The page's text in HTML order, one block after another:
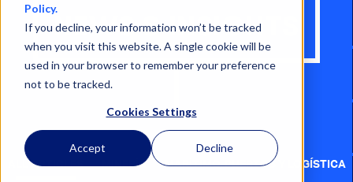
Policy.
If you decline, your information won’t be tracked
when you visit this website. A single cookie will be
used in your browser to remember your preference
not to be tracked.
Cookies Settings
Accept Decline
NEWS & INSIGHTS
ALL ARTICLES MINERÍA MARÍTIMO, PUERTOS Y LOGÍSTICA